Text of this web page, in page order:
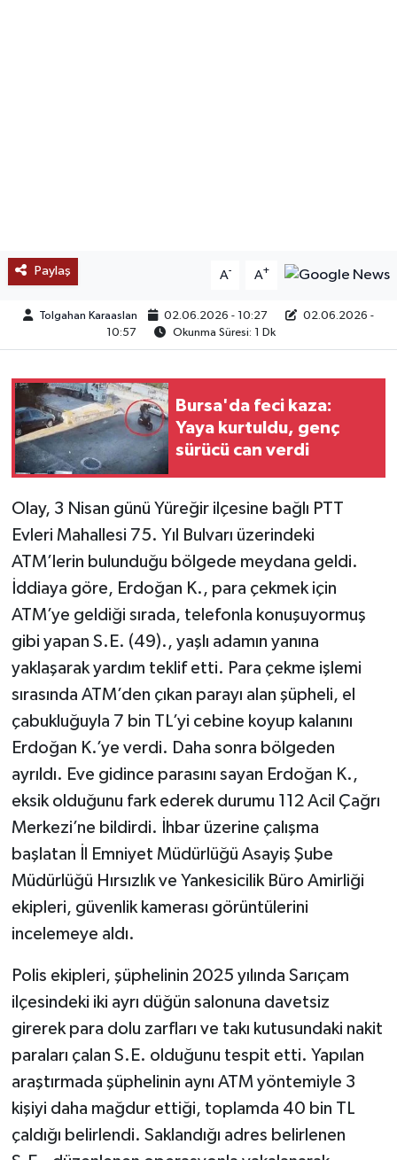
Paylaş A- A+
Tolgahan Karaaslan 02.06.2026 - 10:27
02.06.2026 -
10:57
Okunma Süresi: 1 Dk
Bursa'da feci kaza:
Yaya kurtuldu, genç
sürücü can verdi
Olay, 3 Nisan günü Yüreğir ilçesine bağlı PTT
Evleri Mahallesi 75. Yıl Bulvarı üzerindeki
ATM’lerin bulunduğu bölgede meydana geldi.
İddiaya göre, Erdoğan K., para çekmek için
ATM’ye geldiği sırada, telefonla konuşuyormuş
gibi yapan S.E. (49)., yaşlı adamın yanına
yaklaşarak yardım teklif etti. Para çekme işlemi
sırasında ATM’den çıkan parayı alan şüpheli, el
çabukluğuyla 7 bin TL’yi cebine koyup kalanını
Erdoğan K.’ye verdi. Daha sonra bölgeden
ayrıldı. Eve gidince parasını sayan Erdoğan K.,
eksik olduğunu fark ederek durumu 112 Acil Çağrı
Merkezi’ne bildirdi. İhbar üzerine çalışma
başlatan İl Emniyet Müdürlüğü Asayiş Şube
Müdürlüğü Hırsızlık ve Yankesicilik Büro Amirliği
ekipleri, güvenlik kamerası görüntülerini
incelemeye aldı.
Polis ekipleri, şüphelinin 2025 yılında Sarıçam
ilçesindeki iki ayrı düğün salonuna davetsiz
girerek para dolu zarfları ve takı kutusundaki nakit
paraları çalan S.E. olduğunu tespit etti. Yapılan
araştırmada şüphelinin aynı ATM yöntemiyle 3
kişiyi daha mağdur ettiği, toplamda 40 bin TL
çaldığı belirlendi. Saklandığı adres belirlenen
OTOMOTİV
TEKNOLOJİ
KÜLTÜR SANAT